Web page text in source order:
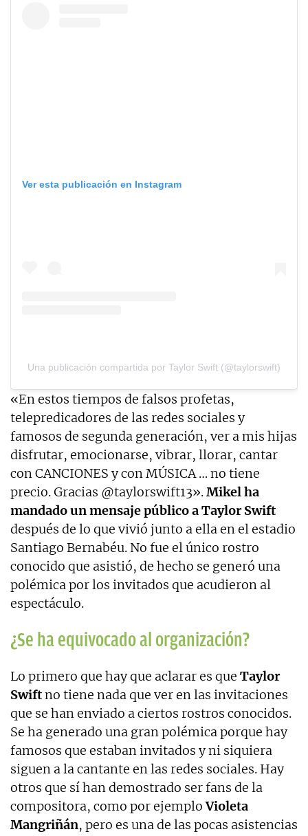
Ver esta publicación en Instagram
Una publicación compartida por Taylor Swift (@taylorswift)
«En estos tiempos de falsos profetas,
telepredicadores de las redes sociales y
famosos de segunda generación, ver a mis hijas
disfrutar, emocionarse, vibrar, llorar, cantar
con CANCIONES y con MÚSICA … no tiene
precio. Gracias @taylorswift13».Mikel ha
mandado un mensaje público a Taylor Swift
después de lo que vivió junto a ella en el estadio
Santiago Bernabéu. No fue el único rostro
conocido que asistió, de hecho se generó una
polémica por los invitados que acudieron al
espectáculo.
¿Se ha equivocado al organización?
Lo primero que hay que aclarar es que Taylor
Swiftno tiene nada que ver en las invitaciones
que se han enviado a ciertos rostros conocidos.
Se ha generado una gran polémica porque hay
famosos que estaban invitados y ni siquiera
siguen a la cantante en las redes sociales. Hay
otros que sí han demostrado ser fans de la
compositora, como por ejemploVioleta
Mangriñán, pero es una de las pocas asistencias